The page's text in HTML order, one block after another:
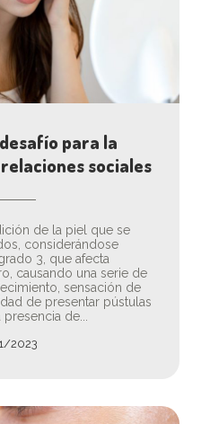
para la
sociales
de la piel que se
considerándose
3, que afecta
causando una serie de
sensación de
de presentar pústulas
de...
2023